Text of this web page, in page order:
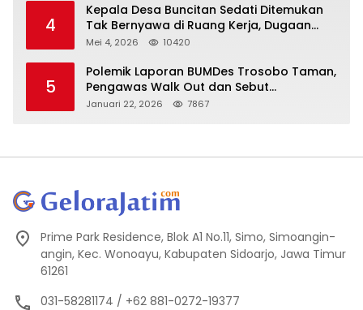
4
Kepala Desa Buncitan Sedati Ditemukan
Tak Bernyawa di Ruang Kerja, Dugaan
Bunuh Diri Menguat
Mei 4, 2026 10420
5
Polemik Laporan BUMDes Trosobo Taman,
Pengawas Walk Out dan Sebut
Kejanggalan
Januari 22, 2026 7867
Prime Park Residence, Blok A1 No.11, Simo, Simoangin-
angin, Kec. Wonoayu, Kabupaten Sidoarjo, Jawa Timur
61261
031-58281174 / +62 881-0272-19377